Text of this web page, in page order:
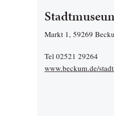
Markt 1, 59269
Tel 02521 29264
www.beckum.de/